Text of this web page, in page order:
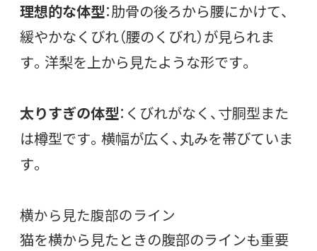
理想的な体型：肋骨の後ろから腰にかけて、
緩やかなくびれ（腰のくびれ）が見られま
す。洋梨を上から見たような形です。
太りすぎの体型：くびれがなく、寸胴型また
は樽型です。横幅が広く、丸みを帯びていま
す。
横から見た腹部のライン
猫を横から見たときの腹部のラインも重要